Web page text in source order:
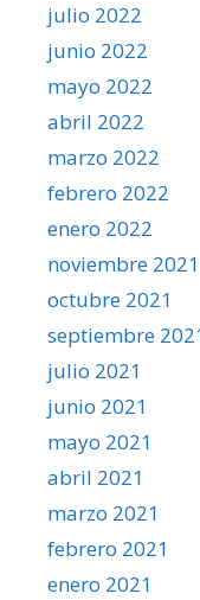
julio 2022
junio 2022
mayo 2022
abril 2022
marzo 2022
febrero 2022
enero 2022
noviembre 2021
octubre 2021
septiembre
julio 2021
junio 2021
mayo 2021
abril 2021
marzo 2021
febrero 2021
enero 2021